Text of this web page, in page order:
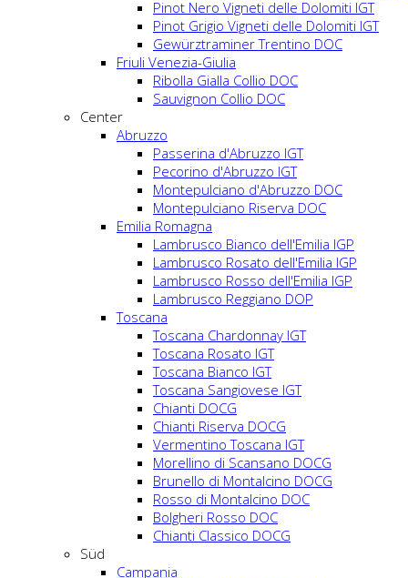
Pinot Nero Vigneti delle Dolomiti IGT
Pinot Grigio Vigneti delle Dolomiti IGT
Gewürztraminer Trentino DOC
Friuli Venezia-Giulia
Ribolla Gialla Collio DOC
Sauvignon Collio DOC
Center
Abruzzo
Passerina d'Abruzzo IGT
Pecorino d'Abruzzo IGT
Montepulciano d'Abruzzo DOC
Montepulciano Riserva DOC
Emilia Romagna
Lambrusco Bianco dell'Emilia IGP
Lambrusco Rosato dell'Emilia IGP
Lambrusco Rosso dell'Emilia IGP
Lambrusco Reggiano DOP
Toscana
Toscana Chardonnay IGT
Toscana Rosato IGT
Toscana Bianco IGT
Toscana Sangiovese IGT
Chianti DOCG
Chianti Riserva DOCG
Vermentino Toscana IGT
Morellino di Scansano DOCG
Brunello di Montalcino DOCG
Rosso di Montalcino DOC
Bolgheri Rosso DOC
Chianti Classico DOCG
Süd
Campania